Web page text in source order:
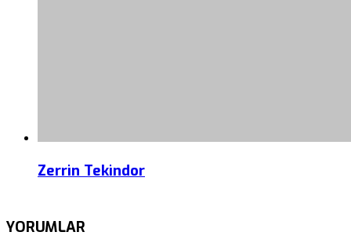
Zerrin Tekindor
YORUMLAR